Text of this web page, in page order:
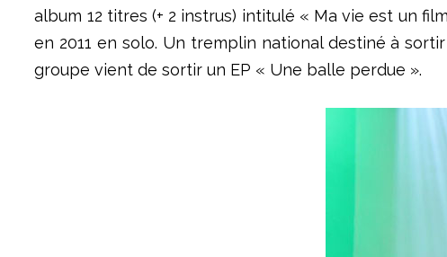
album 12 titres (+ 2 instrus) intitulé « Ma vie est un
en 2011 en solo. Un tremplin national destiné à
groupe vient de sortir un EP « Une balle perdue ».